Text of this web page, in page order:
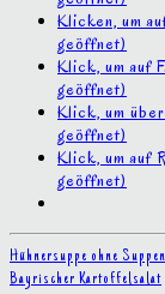
Klicken, um
geöffnet)
Klick, um auf
geöffnet)
Klick, um
geöffnet)
Klick, um auf
geöffnet)
Hühnersuppe ohne
Bayrischer Kartoffelsalat